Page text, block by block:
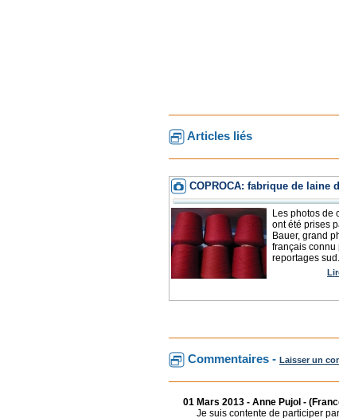
Articles liés
COPROCA: fabrique de laine
Les photos de
ont été prises
Bauer, grand
français connu
reportages
Commentaires - Laisser un
01 Mars 2013 - Anne Pujol -
Je suis contente de participer